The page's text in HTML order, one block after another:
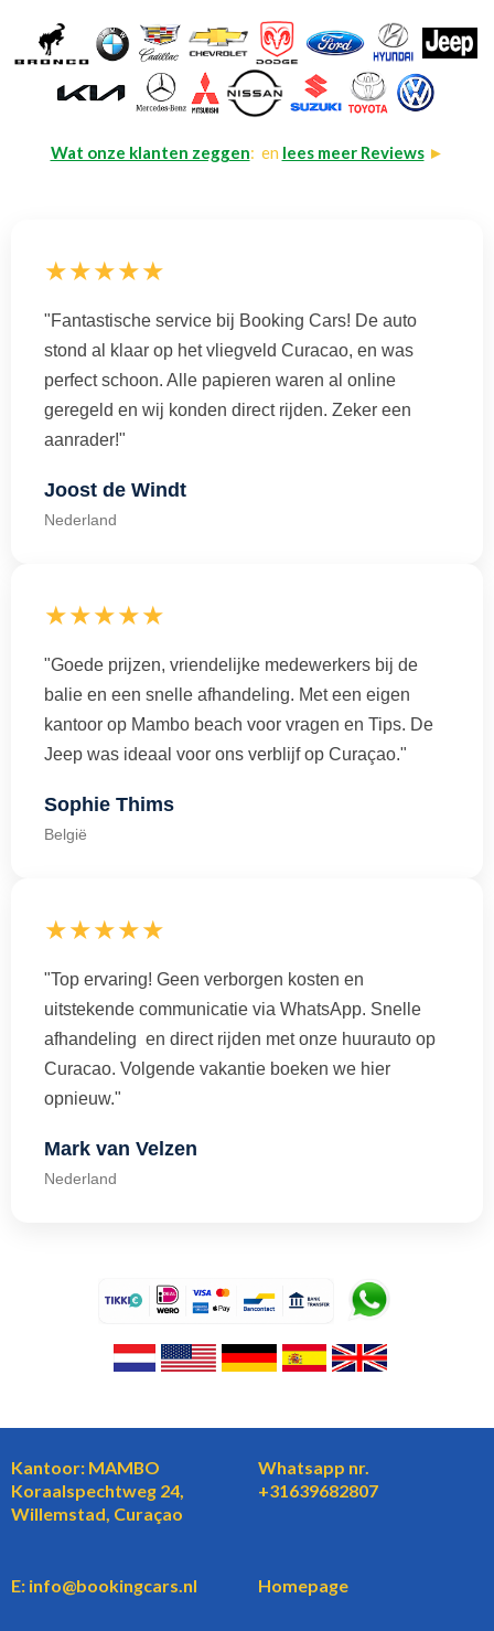
Wat onze klanten zeggen: en lees meer Reviews►
★★★★★
"Fantastische service bij Booking Cars! De auto
stond al klaar op het vliegveld Curacao, en was
perfect schoon. Alle papieren waren al online
geregeld en wij konden direct rijden. Zeker een
aanrader!"
Joost de Windt
Nederland
★★★★★
"Goede prijzen, vriendelijke medewerkers bij de
balie en een snelle afhandeling. Met een eigen
kantoor op Mambo beach voor vragen en Tips. De
Jeep was ideaal voor ons verblijf op Curaçao."
Sophie Thims
België
★★★★★
"Top ervaring! Geen verborgen kosten en
uitstekende communicatie via WhatsApp. Snelle
afhandeling en direct rijden met onze huurauto op
Curacao. Volgende vakantie boeken we hier
opnieuw."
Mark van Velzen
Nederland
Kantoor: MAMBO
Koraalspechtweg 24,
Willemstad, Curaçao
Whatsapp nr.
+31639682807
E: info@bookingcars.nl Homepage